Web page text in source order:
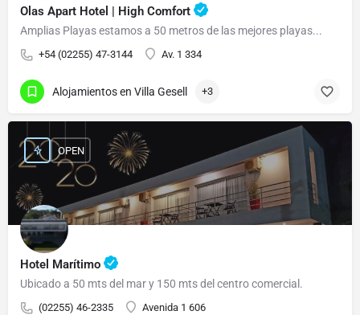
Olas Apart Hotel | High Comfort
Amplias Playas estamos a 50 metros de las mejores playas...
+54 (02255) 47-3144 Av. 1 334
Alojamientos en Villa Gesell +3
Hotel Marítimo
Ubicado a 50 mts del mar y 150 mts del centro comercial.
(02255) 46-2335 Avenida 1 606
OPEN